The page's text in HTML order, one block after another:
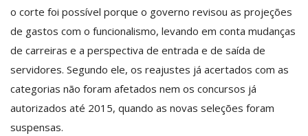
o corte foi possível porque o governo revisou as projeções
de gastos com o funcionalismo, levando em conta mudanças
de carreiras e a perspectiva de entrada e de saída de
servidores. Segundo ele, os reajustes já acertados com as
categorias não foram afetados nem os concursos já
autorizados até 2015, quando as novas seleções foram
suspensas.